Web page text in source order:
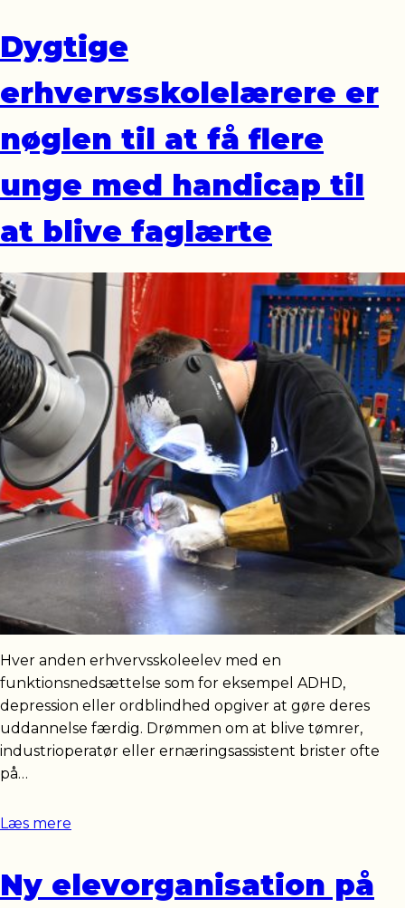
Dygtige
erhvervsskolelærere er
nøglen til at få flere
unge med handicap til
at blive faglærte
Hver anden erhvervsskoleelev med en
funktionsnedsættelse som for eksempel ADHD,
depression eller ordblindhed opgiver at gøre deres
uddannelse færdig. Drømmen om at blive tømrer,
industrioperatør eller ernæringsassistent brister ofte
på…
Læs mere
Ny elevorganisation på